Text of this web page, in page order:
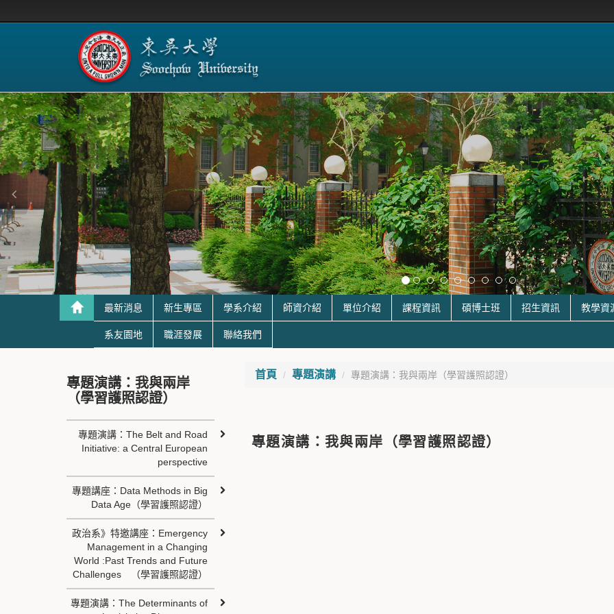
最新消息 新生專區 學系介紹 師資介紹 單位介紹 課程資訊 碩博士班 招生資訊 教學資
系友園地 職涯發展 聯絡我們
首頁 專題演講 專題演講：我與兩岸（學習護照認證）
專題演講：我與兩岸（學習護照認證）
專題演講：我與兩岸
（學習護照認證）
專題演講：The Belt and Road
Initiative: a Central European
perspective
專題講座：Data Methods in Big
Data Age（學習護照認證）
政治系》特邀講座：Emergency
Management in a Changing
World :Past Trends and Future
Challenges （學習護照認證）
專題演講：The Determinants of